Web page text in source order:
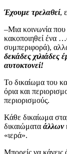
Έχουμε τρελαθεί,
–Μια κοινωνία
κακοποιηθεί ένα
συμπεριφορά),
δεκάδες χιλιάδες
αυτοκτονεί!
Το δικαίωμα του
όρια και
περιορισμούς.
Κάθε δικαίωμα
δικαιώματα άλλων
«ιερά».
Μπορείς να κάνεις